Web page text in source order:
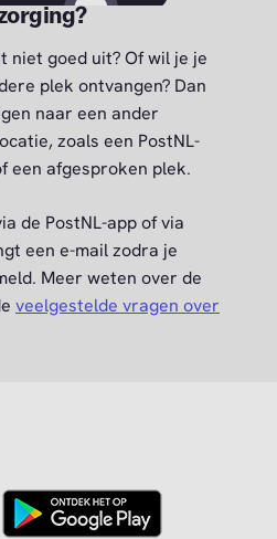
niet goed uit? Of wil je je
plek ontvangen? Dan
naar een ander
zoals een PostNL-
een afgesproken plek.
de PostNL-app of via
een e-mail zodra je
Meer weten over de
veelgestelde vragen over